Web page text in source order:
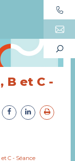
B et C -
C - Séance